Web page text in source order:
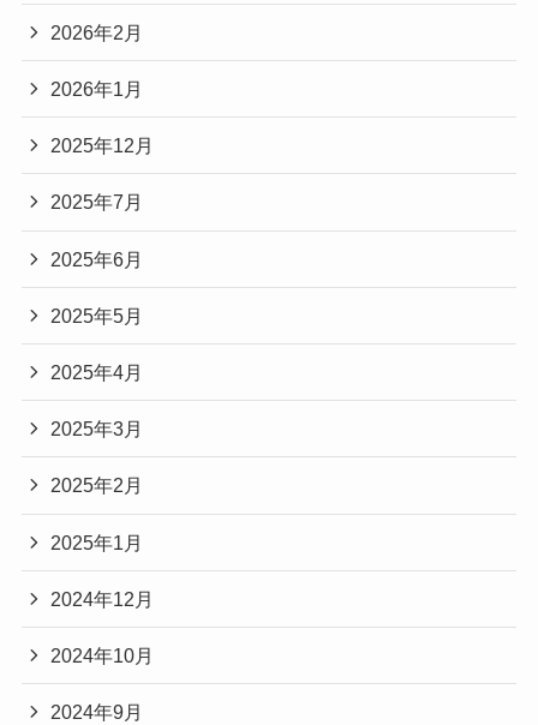
2026年2月
2026年1月
2025年12月
2025年7月
2025年6月
2025年5月
2025年4月
2025年3月
2025年2月
2025年1月
2024年12月
2024年10月
2024年9月